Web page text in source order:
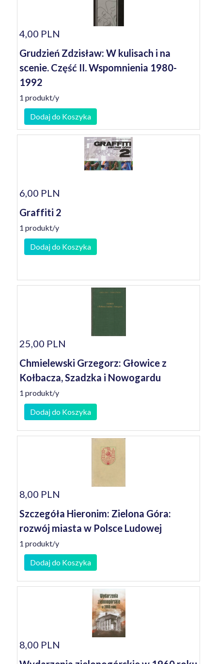
4,00 PLN
Grudzień Zdzisław: W kulisach i na
scenie. Część II. Wspomnienia 1980-
1992
1 produkt/y
Dodaj do Koszyka
6,00 PLN
Graffiti 2
1 produkt/y
Dodaj do Koszyka
25,00 PLN
Chmielewski Grzegorz: Głowice z
Kołbacza, Szadzka i Nowogardu
1 produkt/y
Dodaj do Koszyka
8,00 PLN
Szczegóła Hieronim: Zielona Góra:
rozwój miasta w Polsce Ludowej
1 produkt/y
Dodaj do Koszyka
8,00 PLN